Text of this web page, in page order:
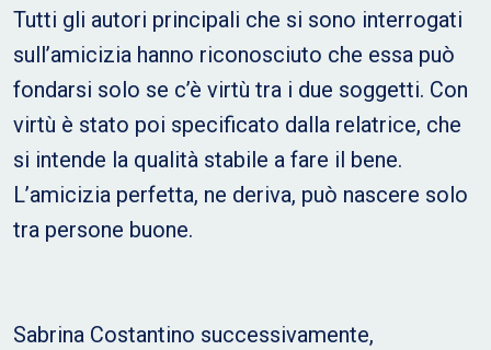
Tutti gli autori principali che si sono interrogati
sull’amicizia hanno riconosciuto che essa può
fondarsi solo se c’è virtù tra i due soggetti. Con
virtù è stato poi specificato dalla relatrice, che
si intende la qualità stabile a fare il bene.
L’amicizia perfetta, ne deriva, può nascere solo
tra persone buone.
Sabrina Costantino successivamente,